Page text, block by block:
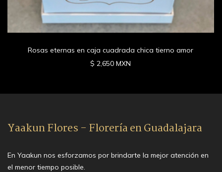
Rosas eternas en caja cuadrada chica tierno amor
$ 2,650 MXN
Yaakun Flores - Florería en Guadalajara
En Yaakun nos esforzamos por brindarte la mejor atención en
el menor tiempo posible.